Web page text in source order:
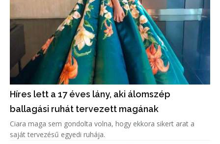
Híres lett a 17 éves lány, aki álomszép
ballagási ruhát tervezett magának
Ciara maga sem gondolta volna, hogy ekkora sikert arat a
saját tervezésű egyedi ruhája.